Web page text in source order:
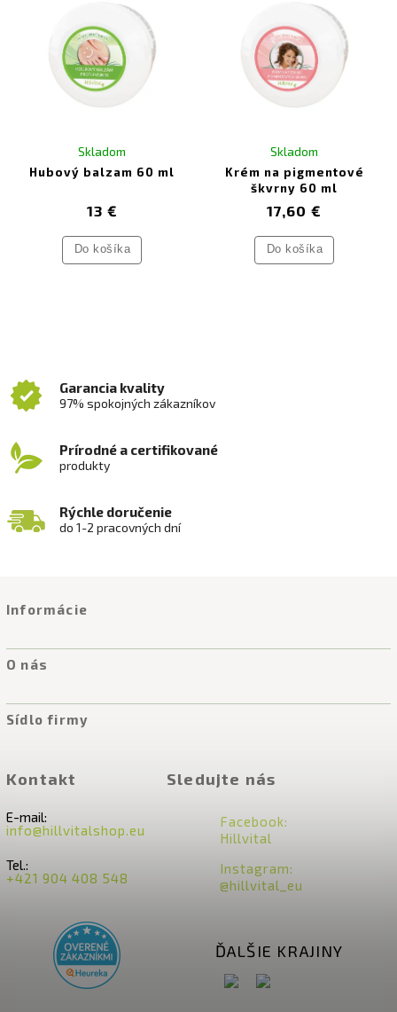
Hubový balzam 60 ml
Skladom
13 €
Do košíka
Krém na pigmentové
škvrny 60 ml
Skladom
17,60 €
Do košíka
Garancia kvality
97% spokojných zákazníkov
Prírodné a certifikované
produkty
Rýchle doručenie
do 1-2 pracovných dní
Informácie
O nás
Sídlo firmy
Kontakt
E-mail:
info@hillvitalshop.eu
Tel.:
+421 904 408 548
Sledujte nás
Facebook:
Hillvital
Instagram:
@hillvital_eu
ĎALŠIE KRAJINY